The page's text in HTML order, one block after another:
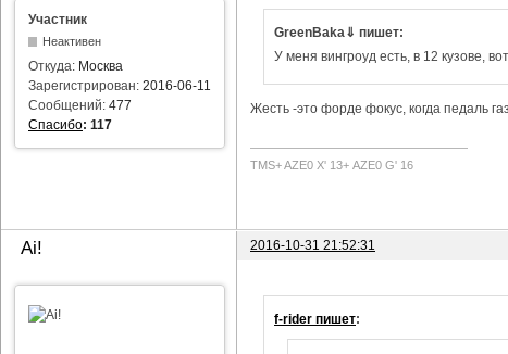
Участник
Неактивен
Откуда: Москва
Зарегистрирован: 2016-06-11
Сообщений: 477
Спасибо: 117
GreenBaka⇓ пишет:
У меня вингроуд есть, в 12 кузове,
Жесть -это форде фокус, когда педаль
TMS+ AZE0 Х' 13+ AZE0 G' 16
Ai! 2016-10-31 21:52:31
f-rider пишет: